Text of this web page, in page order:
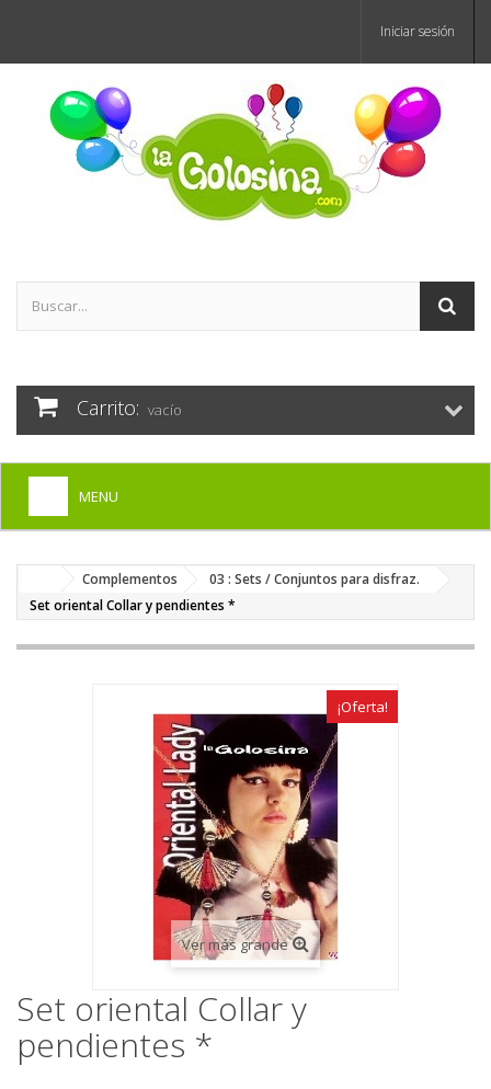
Iniciar sesión
Carrito: vacío
MENU
DISFRACES PARA ADULTOS
+
PELUCAS, GORROS, CARETAS
Complementos
03 : Sets / Conjuntos para disfraz.
Set oriental Collar y pendientes *
¡Oferta!
Ver más grande
Set oriental Collar y
pendientes *